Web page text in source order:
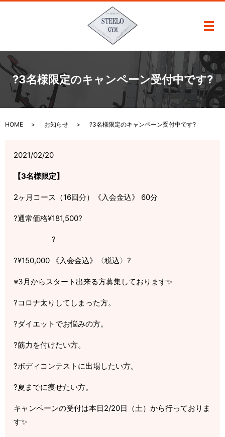
メ
?3名様限定のキャンペーン受付中です?
HOME お知らせ ?3名様限定のキャンペーン受付中です?
2021/02/20
【3名様限定】
2ヶ月コース（16回分）《入会金込》 60分
?通常価格¥181,500?
?
?¥150,000 《入会金込》〈税込〉?
※3月からスタート出来る方募集しております✨
?コロナ太りしてしまった方。
?ダイエットでお悩みの方。
?筋力を付けたい方。
?ボディコンテストに出場したい方。
?夏までに痩せたい方。
キャンペーンの受付は本日2/20日（土）から行っておりま
す✨